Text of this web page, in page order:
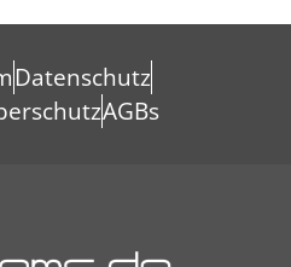
Datenschutz
AGBs